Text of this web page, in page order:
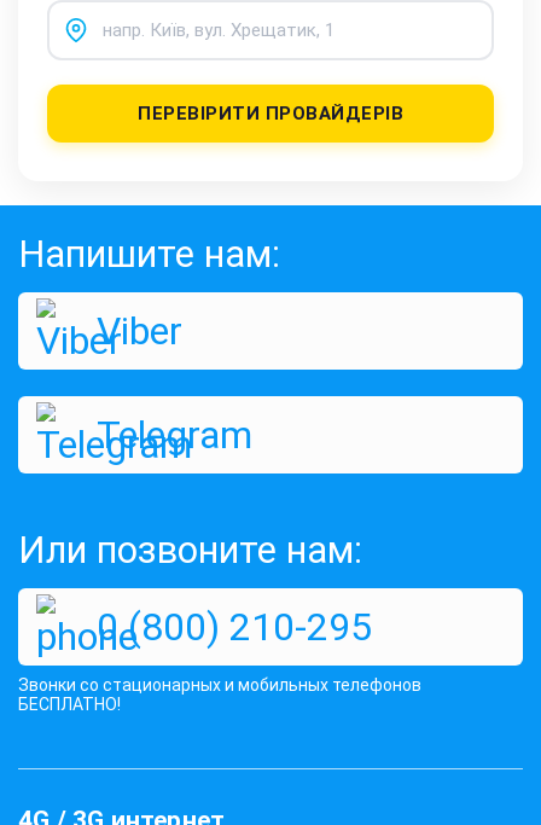
ПЕРЕВІРИТИ ПРОВАЙДЕРІВ
Напишите нам:
Viber
Telegram
Или позвоните нам:
0 (800) 210-295
Звонки со стационарных и мобильных телефонов
БЕСПЛАТНО!